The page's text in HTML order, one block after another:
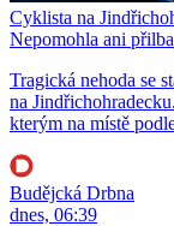
Cyklista na
Nepomohla ani přilba
Tragická nehoda se
na
kterým na místě
Budějcká Drbna
dnes, 06:39